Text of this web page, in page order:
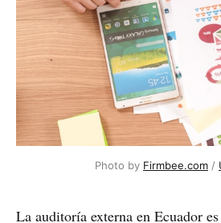
Photo by Firmbee.com /
La auditoría externa en Ecuador